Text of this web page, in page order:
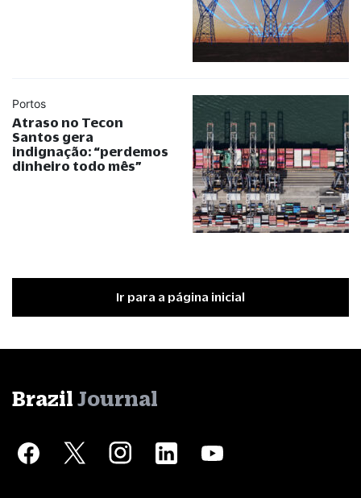
Portos
Atraso no Tecon
Santos gera
indignação: “perdemos
dinheiro todo mês”
Ir para a página inicial
Brazil Journal